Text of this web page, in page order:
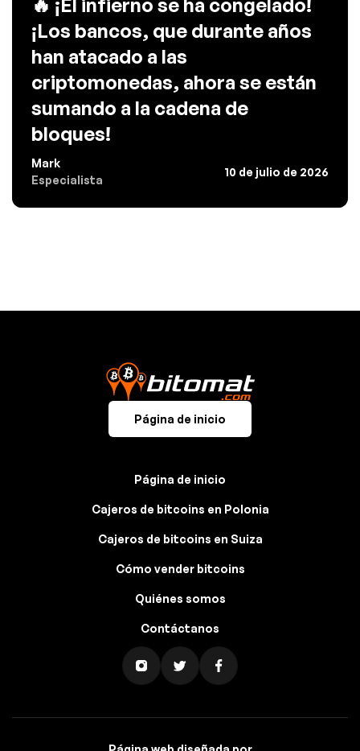
🔥 ¡El infierno se ha congelado!
¡Los bancos, que durante años
han atacado a las
criptomonedas, ahora se están
sumando a la cadena de
bloques!
Mark
Especialista
10 de julio de 2026
Página de inicio
Página de inicio
Cajeros de bitcoins en Polonia
Cajeros de bitcoins en Suiza
Cómo vender bitcoins
Quiénes somos
Contáctanos